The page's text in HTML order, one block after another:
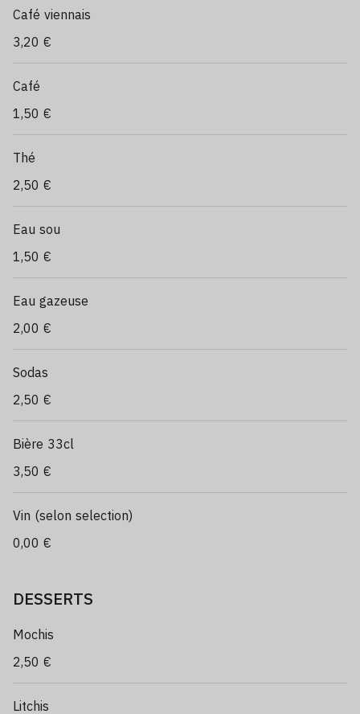
Café viennais
3,20 €
Café
1,50 €
Thé
2,50 €
Eau sou
1,50 €
Eau gazeuse
2,00 €
Sodas
2,50 €
Bière 33cl
3,50 €
Vin (selon selection)
0,00 €
DESSERTS
Mochis
2,50 €
Litchis